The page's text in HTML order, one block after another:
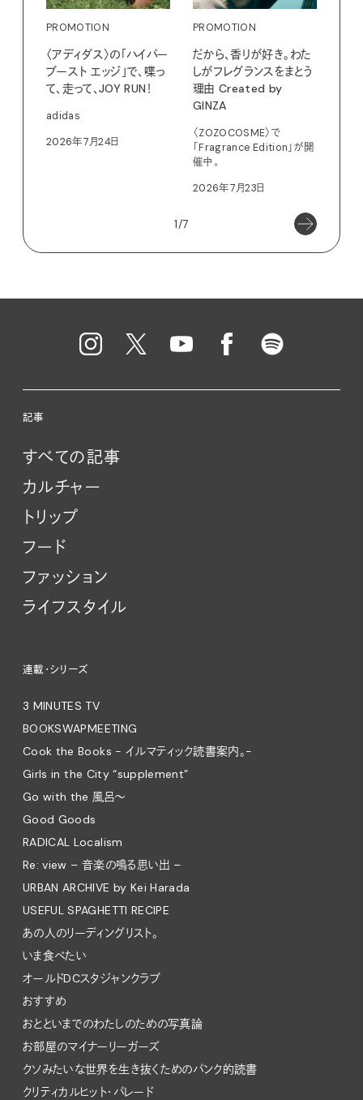
PROMOTION
〈アディダス〉の「ハイパー
ブースト エッジ」で、喋っ
て、走って、JOY RUN！
adidas
2026年7月24日
PROMOTION
だから、香りが好き。わた
しがフレグランスをまとう
理由 Created by
GINZA
〈ZOZOCOSME〉で
「Fragrance Edition」が開
催中。
2026年7月23日
1/7
記事
すべての記事
カルチャー
トリップ
フード
ファッション
ライフスタイル
連載・シリーズ
3 MINUTES TV
BOOKSWAPMEETING
Cook the Books - イルマティック読書案内。-
Girls in the City “supplement”
Go with the 風呂〜
Good Goods
RADICAL Localism
Re: view – 音楽の鳴る思い出 –
URBAN ARCHIVE by Kei Harada
USEFUL SPAGHETTI RECIPE
あの人のリーディングリスト。
いま食べたい
オールドDCスタジャンクラブ
おすすめ
おとといまでのわたしのための写真論
お部屋のマイナーリーガーズ
クソみたいな世界を生き抜くためのパンク的読書
クリティカルヒット・パレード